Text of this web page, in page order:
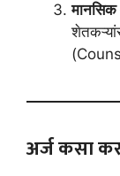
अर्ज कसा